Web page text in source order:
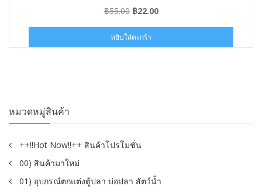
฿55.00 Original
was:
฿55.00.
฿22.00Current
฿22.00.
หยิบใส่ตะกร้า
หมวดหมู่สินค้า
++!!Hot Now!!++ สินค้าโปรโมชั่น
00) สินค้ามาใหม่
01) อุปกรณ์ตกแต่งตู้ปลา บ่อปลา สัตว์น้ำ